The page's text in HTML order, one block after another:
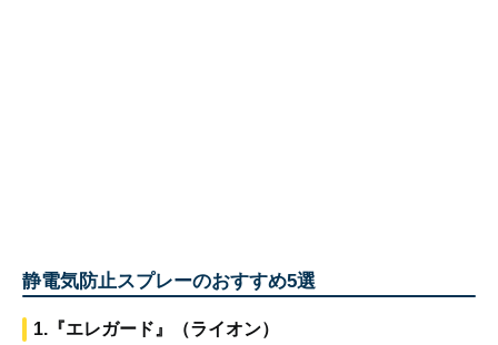
静電気防止スプレーのおすすめ5選
1.『エレガード』（ライオン）